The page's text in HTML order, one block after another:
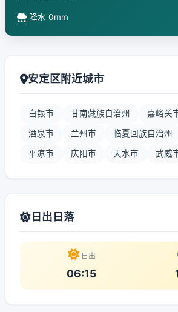
降水 0mm
安定区附近城市
白银市 甘南藏族自治州 嘉峪关
酒泉市 兰州市 临夏回族自治州
平凉市 庆阳市 天水市 武威
日出日落
日出
06:15